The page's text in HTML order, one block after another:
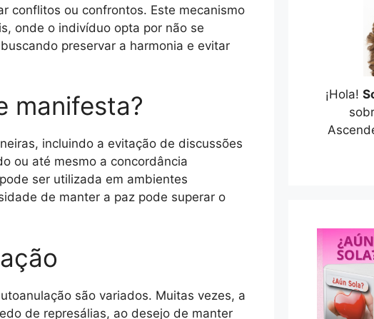
conflitos ou confrontos. Este mecanismo
onde o indivíduo opta por não se
preservar a harmonia e evitar
manifesta?
incluindo a evitação de discussões
ou até mesmo a concordância
ser utilizada em ambientes
de manter a paz pode superar o
são variados. Muitas vezes, a
de represálias, ao desejo de manter
¡Hola!